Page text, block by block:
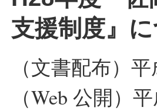
支援制度』
（文書配布）
（Web 公開）